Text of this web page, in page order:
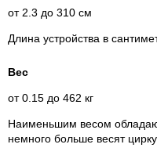
от 2.3 до 310 см
Длина устройства в
Вес
от 0.15 до 462 кг
Наименьшим весом
немного больше весят